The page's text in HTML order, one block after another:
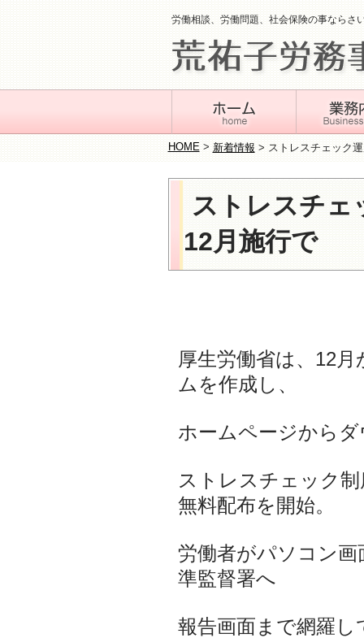
労働相談、労働問題、社会保険の事ならさ
HOME> 新着情報 > ストレスチェック
ストレスチェ
12月施行で
厚生労働省は、12
ムを作成し、
ホームページから
ストレスチェック
無料配布を開始。
労働者がパソコン
準監督署へ
報告画面まで網羅し